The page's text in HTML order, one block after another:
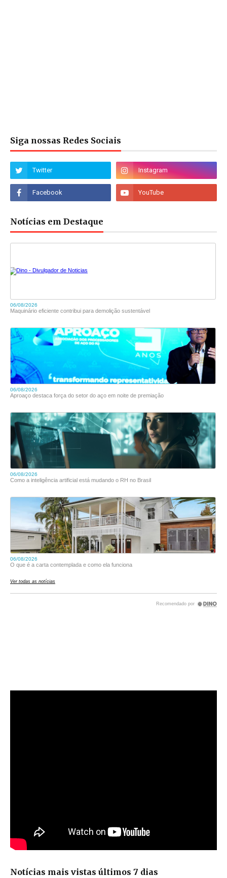
Siga nossas Redes Sociais
Notícias em Destaque
Notícias mais vistas últimos 7 dias